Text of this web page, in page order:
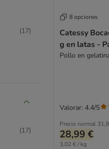
(17)
(17)
8 opciones
Catessy
g en latas -
Pollo en
Precio normal
28,99 €
3,02 € / kg
Valorar: 4.4/5